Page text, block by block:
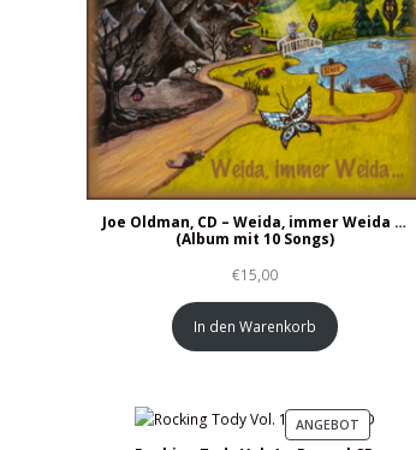
Joe Oldman, CD – Weida, immer Weida …
(Album mit 10 Songs)
€15,00
In den Warenkorb
ANGEBOTPRODUKT
IM